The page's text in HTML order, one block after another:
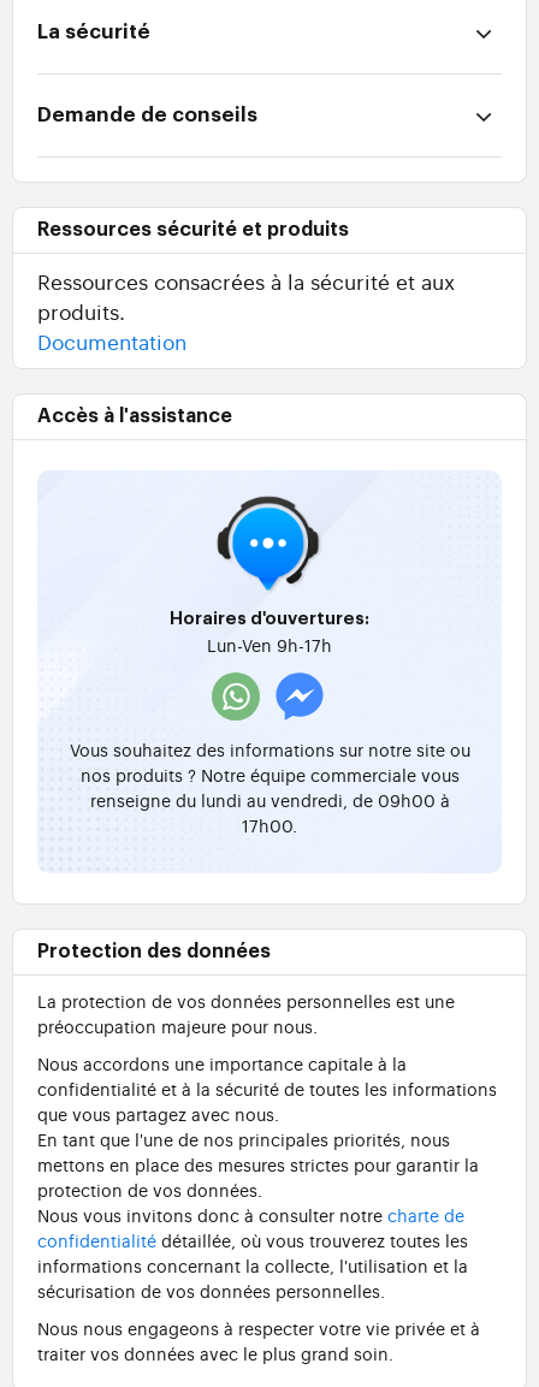
La sécurité
Demande de conseils
Ressources sécurité et produits
Ressources consacrées à la sécurité et aux
produits.
Documentation
Accès à l'assistance
Horaires d'ouvertures:
Lun-Ven 9h-17h
Vous souhaitez des informations sur notre site ou
nos produits ? Notre équipe commerciale vous
renseigne du lundi au vendredi, de 09h00 à
17h00.
Protection des données
La protection de vos données personnelles est une
préoccupation majeure pour nous.
Nous accordons une importance capitale à la
confidentialité et à la sécurité de toutes les informations
que vous partagez avec nous.
En tant que l'une de nos principales priorités, nous
mettons en place des mesures strictes pour garantir la
protection de vos données.
Nous vous invitons donc à consulter notre charte de
confidentialité détaillée, où vous trouverez toutes les
informations concernant la collecte, l'utilisation et la
sécurisation de vos données personnelles.
Nous nous engageons à respecter votre vie privée et à
traiter vos données avec le plus grand soin.